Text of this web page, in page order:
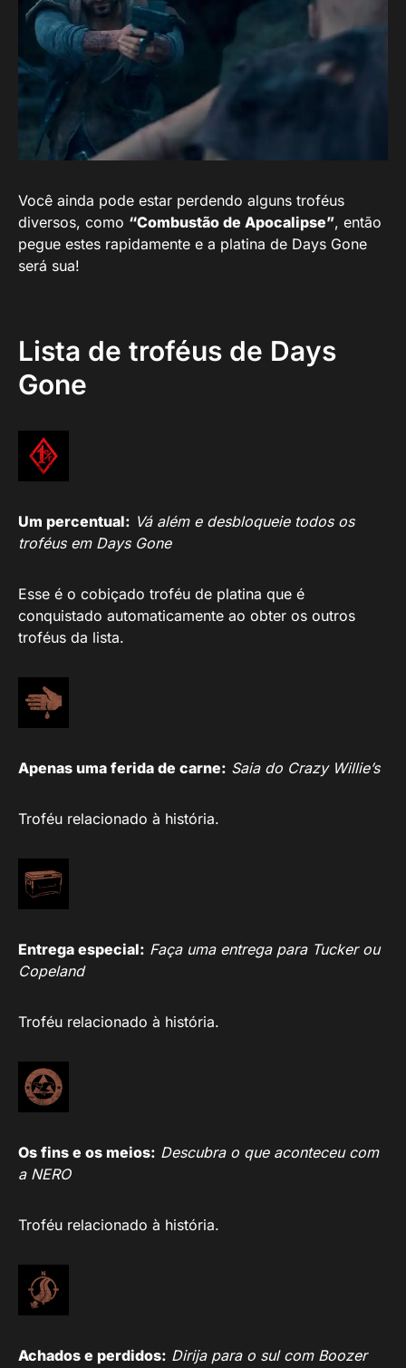
Você ainda pode estar perdendo alguns troféus
diversos, como “Combustão de Apocalipse”, então
pegue estes rapidamente e a platina de Days Gone
será sua!
Lista de troféus de Days
Gone
Um percentual: Vá além e desbloqueie todos os
troféus em Days Gone
Esse é o cobiçado troféu de platina que é
conquistado automaticamente ao obter os outros
troféus da lista.
Apenas uma ferida de carne: Saia do Crazy Willie’s
Troféu relacionado à história.
Entrega especial: Faça uma entrega para Tucker ou
Copeland
Troféu relacionado à história.
Os fins e os meios: Descubra o que aconteceu com
a NERO
Troféu relacionado à história.
Achados e perdidos: Dirija para o sul com Boozer